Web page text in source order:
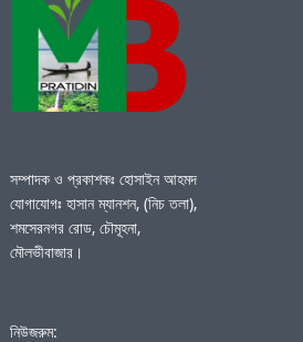
সম্পাদক ও প্রকাশকঃ হোসাইন আহমদ
যোগাযোগঃ হাসান ম্যানশন, (নিচ তলা),
শমসেরনগর রোড, চৌমূহনা,
মৌলভীবাজার।
নিউজরুম: